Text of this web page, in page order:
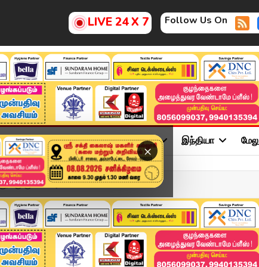
LIVE 24 X 7 Follow Us On
×
சினிமா அரசியல் விளையாட்டு இந்தியா
ரூ.960 அ...